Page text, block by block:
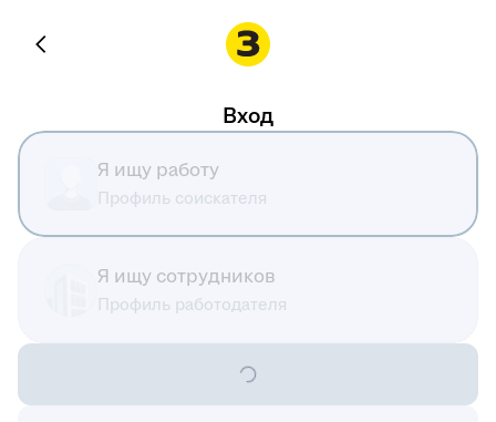
Вход
Я ищу работу
Профиль соискателя
Я ищу сотрудников
Профиль работодателя